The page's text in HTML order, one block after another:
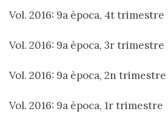
Vol. 2016: 9a època, 4t trimestre
Vol. 2016: 9a època, 3r trimestre
Vol. 2016: 9a època, 2n trimestre
Vol. 2016: 9a època, 1r trimestre